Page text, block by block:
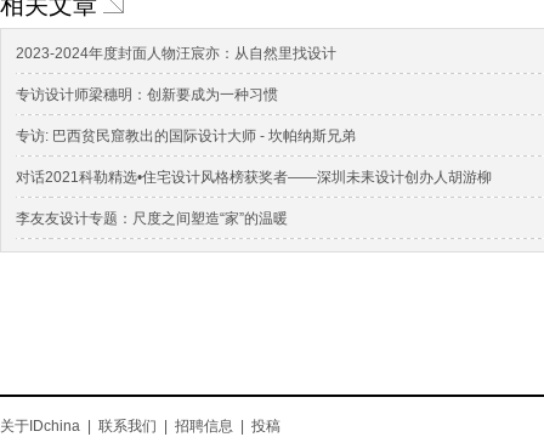
2023-2024年度封面人物汪宸亦：从自然里找设计
专访设计师梁穗明：创新要成为一种习惯
专访: 巴西贫民窟教出的国际设计大师 - 坎帕纳斯兄弟
对话2021科勒精选•住宅设计风格榜获奖者——深圳未耒设计创办人胡游柳
李友友设计专题：尺度之间塑造“家”的温暖
关于IDchina 联系我们 招聘信息 投稿